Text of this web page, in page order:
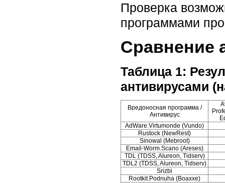
Проверка
программами
Сравнение
Таблица 1:
антивирусами
Вредоносная программа /
Антивирус
AdWare.Virtumonde (Vundo)
Rustock (NewRest)
Sinowal (Mebroot)
Email-Worm.Scano (Areses)
TDL (TDSS, Alureon, Tidserv)
TDL2 (TDSS, Alureon, Tidserv)
Srizbi
Rootkit.Podnuha (Boaxxe)